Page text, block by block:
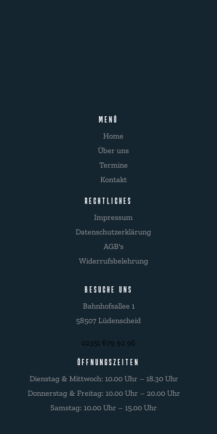
MENÜ
Home
Über uns
Termine
Kontakt
RECHTLICHES
Impressum
Datenschutzerklärung
AGB's
Widerrufsbelehrung
BESUCHE UNS
Bahnhofsallee 1
58507 Lüdenscheid
02351 679 92 96
ÖFFNUNGSZEITEN
Dienstag & Mittwoch: 10.00 Uhr – 18.30 Uhr
Donnerstag & Freitag: 10.00 Uhr – 20.00 Uhr
Samstag: 10.00 Uhr – 15.00 Uhr